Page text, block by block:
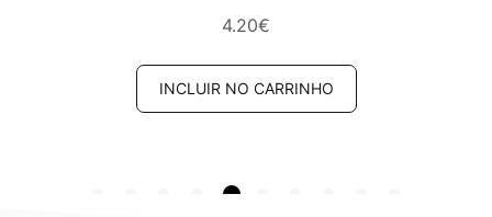
4.20€
INCLUIR NO CARRINHO